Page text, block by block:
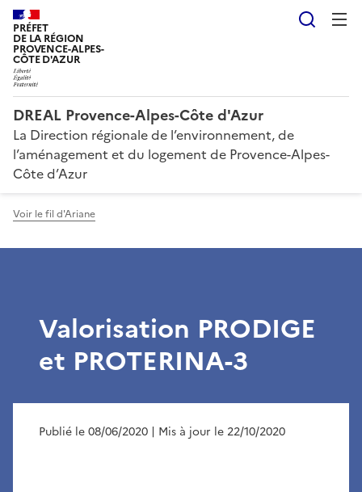
PRÉFET
DE LA RÉGION
PROVENCE-ALPES-
CÔTE D'AZUR
DREAL Provence-Alpes-Côte d'Azur
La Direction régionale de l’environnement, de
l’aménagement et du logement de Provence-Alpes-
Côte d’Azur
Voir le fil d'Ariane
Valorisation PRODIGE
et PROTERINA-3
Publié le 08/06/2020 | Mis à jour le 22/10/2020